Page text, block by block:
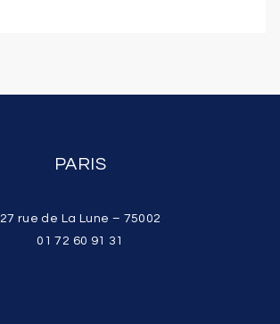
PARIS
27 rue de La Lune – 75002
01 72 60 91 31